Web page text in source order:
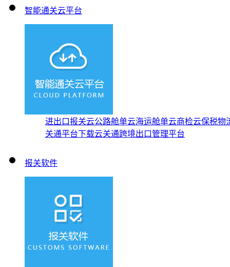
智能通关云平台
进出口报关云公路舱单云海运舱单云商检云保税物
关通平台下载云关通跨境出口管理平台
报关软件